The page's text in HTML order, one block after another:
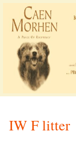
IW F litter